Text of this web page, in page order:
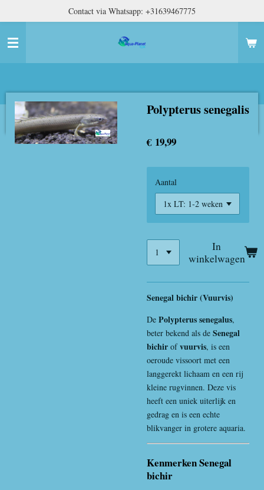
naar
hoofdinhoud
Contact via Whatsapp: +31639467775
Polypterus senegalis
€ 19,99
Aantal
In
winkelwagen
Senegal bichir (Vuurvis)
De Polypterus senegalus,
beter bekend als de Senegal
bichir ofvuurvis, is een
oeroude vissoort met een
langgerekt lichaam en een rij
kleine rugvinnen. Deze vis
heeft een uniek uiterlijk en
gedrag en is een echte
blikvanger in grotere aquaria.
Kenmerken Senegal
bichir